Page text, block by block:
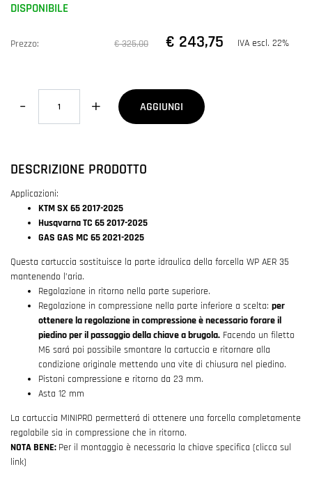
DISPONIBILE
Prezzo: € 325,00 € 243,75 IVA escl. 22%
Quantità
AGGIUNGI
DESCRIZIONE PRODOTTO
Applicazioni:
KTM SX 65 2017-2025
Husqvarna TC 65 2017-2025
GAS GAS MC 65 2021-2025
Questa cartuccia sostituisce la parte idraulica della forcella WP AER 35
mantenendo l’aria.
Regolazione in ritorno nella parte superiore.
Regolazione in compressione nella parte inferiore a scelta: per
ottenere la regolazione in compressione è necessario forare il
piedino per il passaggio della chiave a brugola. Facendo un filetto
M6 sará poi possibile smontare la cartuccia e ritornare alla
condizione originale mettendo una vite di chiusura nel piedino.
Pistoni compressione e ritorno da 23 mm.
Asta 12 mm
La cartuccia MINIPRO permetterá di ottenere una forcella completamente
regolabile sia in compressione che in ritorno.
NOTA BENE: Per il montaggio è necessaria la chiave specifica (clicca sul
link)